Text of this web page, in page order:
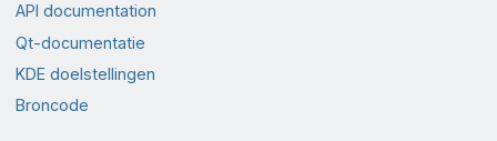
API documentation
Qt-documentatie
KDE doelstellingen
Broncode